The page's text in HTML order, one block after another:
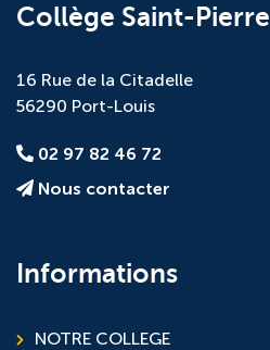
Collège Saint-Pierre
16 Rue de la Citadelle
56290 Port-Louis
02 97 82 46 72
Nous contacter
Informations
NOTRE COLLEGE